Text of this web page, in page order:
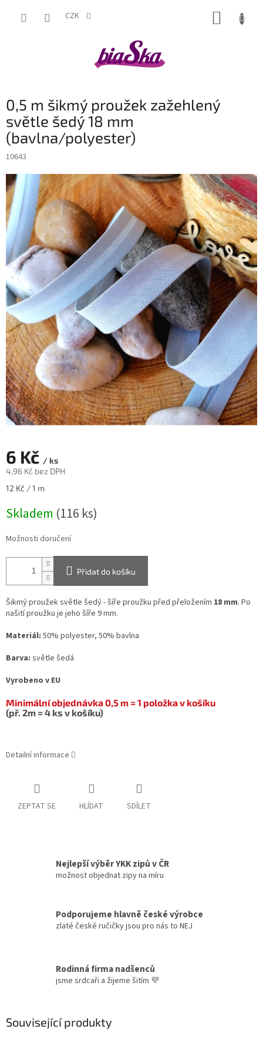
CZK
0,5 m šikmý proužek zažehlený
světle šedý 18 mm
(bavlna/polyester)
10643
6 Kč / ks
4,96 Kč bez DPH
Měrná
12 Kč / 1 m
Skladem (116 ks)
Možnosti doručení
Přidat do košíku
Šikmý proužek světle šedý - šíře proužku před přeložením 18 mm. Po
našití proužku je jeho šíře 9 mm.
Materiál: 50% polyester, 50% bavlna
Barva: světle šedá
Vyrobeno v EU
Minimální objednávka 0,5 m = 1 položka v košíku
(př. 2m = 4 ks v košíku)
Detailní informace
ZEPTAT SE HLÍDAT SDÍLET
Nejlepší výběr YKK zipů v ČR
možnost objednat zipy na míru
Podporujeme hlavně české výrobce
zlaté české ručičky jsou pro nás to NEJ
Rodinná firma nadšenců
jsme srdcaři a žijeme šitím 💜
Související produkty